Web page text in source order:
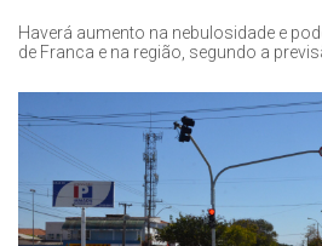
Haverá aumento na nebulosidade e
de Franca e na região, segundo a